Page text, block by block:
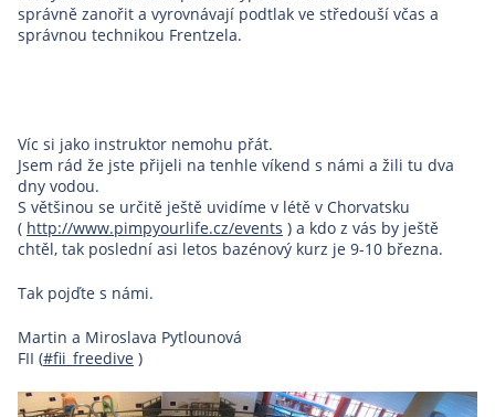
správně zanořit a vyrovnávají podtlak ve středouší včas a
správnou technikou Frentzela.
Víc si jako instruktor nemohu přát.
Jsem rád že jste přijeli na tenhle víkend s námi a žili tu dva
dny vodou.
S většinou se určitě ještě uvidíme v létě v Chorvatsku
( http://www.pimpyourlife.cz/events ) a kdo z vás by ještě
chtěl, tak poslední asi letos bazénový kurz je 9-10 března.
Tak pojďte s námi.
Martin a Miroslava Pytlounová
FII (#fii_freedive )